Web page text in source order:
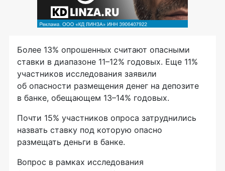
Более 13% опрошенных считают опасными
ставки в диапазоне 11–12% годовых. Еще 11%
участников исследования заявили
об опасности размещения денег на депозите
в банке, обещающем 13–14% годовых.
Почти 15% участников опроса затруднились
назвать ставку под которую опасно
размещать деньги в банке.
Вопрос в рамках исследования